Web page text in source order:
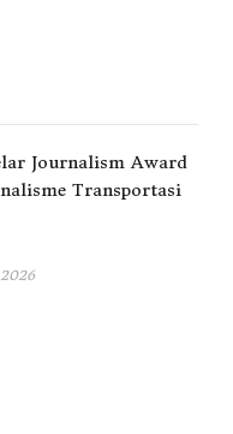
Journalism Award
Transportasi